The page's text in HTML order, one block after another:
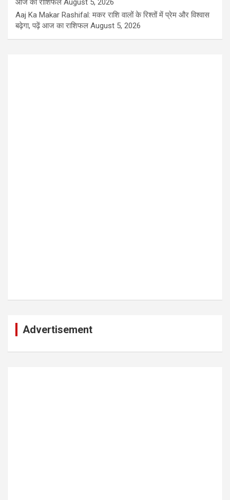
आज का राशिफल August 5, 2026
Aaj Ka Makar Rashifal: मकर राशि वालों के रिश्तों में प्रेम और विश्वास
बढ़ेगा, पढ़ें आज का राशिफल August 5, 2026
Advertisement